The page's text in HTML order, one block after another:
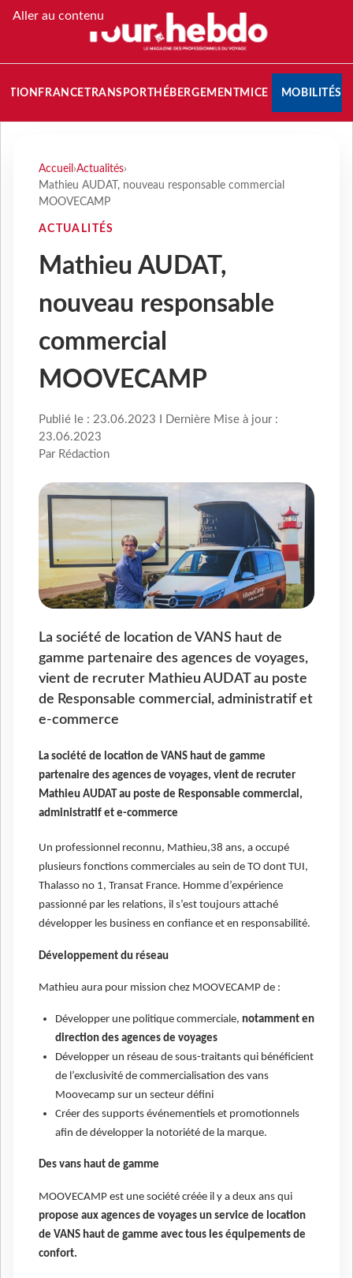
Aller au contenu
FRANCETRANSPORT HÉBERGEMENTMICE MOBILITÉS
Accueil ›Actualités›
Mathieu AUDAT, nouveau responsable commercial
MOOVECAMP
ACTUALITÉS
Mathieu AUDAT,
nouveau responsable
commercial
MOOVECAMP
Publié le : 23.06.2023 I Dernière Mise à jour :
23.06.2023
Par Rédaction
La société de location de VANS haut de
gamme partenaire des agences de voyages,
vient de recruter Mathieu AUDAT au poste
de Responsable commercial, administratif et
e-commerce
La société de location de VANS haut de gamme
partenaire des agences de voyages, vient de recruter
Mathieu AUDAT au poste de Responsable commercial,
administratif et e-commerce
Un professionnel reconnu, Mathieu,38 ans, a occupé
plusieurs fonctions commerciales au sein de TO dont TUI,
Thalasso no 1, Transat France. Homme d’expérience
passionné par les relations, il s’est toujours attaché
développer les business en confiance et en responsabilité.
Développement du réseau
Mathieu aura pour mission chez MOOVECAMP de :
Développer une politique commerciale, notamment en
direction des agences de voyages
Développer un réseau de sous-traitants qui bénéficient
de l’exclusivité de commercialisation des vans
Moovecamp sur un secteur défini
Créer des supports événementiels et promotionnels
afin de développer la notoriété de la marque.
Des vans haut de gamme
MOOVECAMP est une société créée il y a deux ans qui
propose aux agences de voyages un service de location
de VANS haut de gamme avec tous les équipements de
confort.